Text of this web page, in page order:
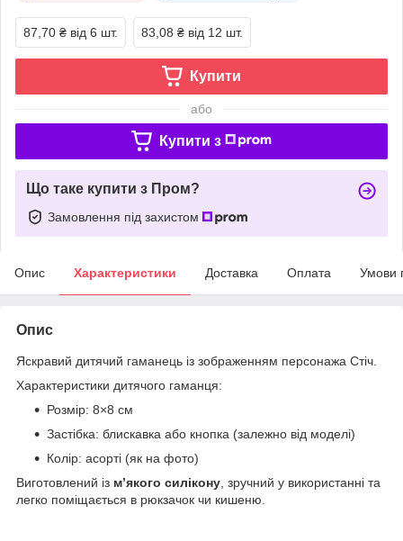
87,70 ₴ від 6 шт. 83,08 ₴ від 12 шт.
Купити
або
Купити з
Що таке купити з Пром?
Замовлення під захистом
Опис Характеристики Доставка Оплата Умови
Опис
Яскравий дитячий гаманець із зображенням персонажа Стіч.
Характеристики дитячого гаманця:
Розмір: 8×8 см
Застібка: блискавка або кнопка (залежно від моделі)
Колір: асорті (як на фото)
Виготовлений із м’якого силікону , зручний у використанні та
легко поміщається в рюкзачок чи кишеню.